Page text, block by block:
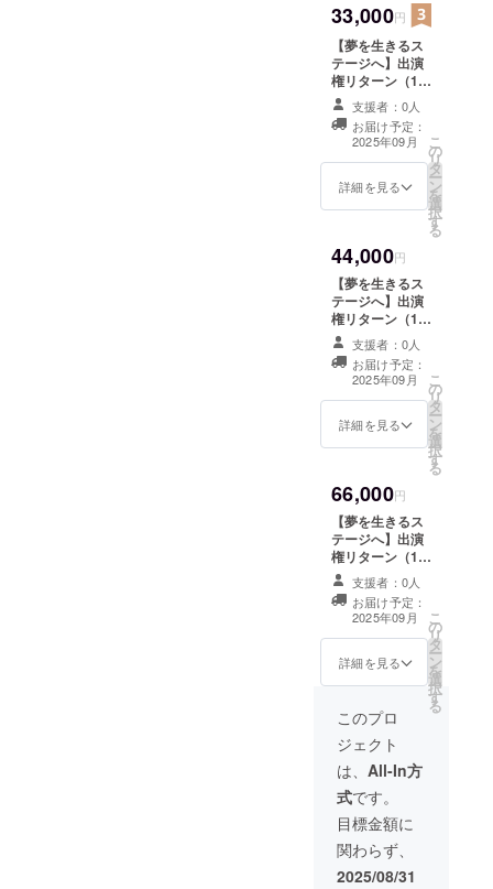
ただけるリター
ンをご用意しま
した。 あなたの
応援は、ステー
ジに立つすべて
の挑戦者の力に
なります！
ショー終了後、
メールにURLを
たします。
33,000円
【夢を生きるス
テージへ】出演
権リターン（1回
分の出演料で最
大3回まで出演
可・ステージ最
大10分） 「やっ
てみたかった」
を本気で形にす
が立つことがで
きるリターンで
す。 ① 33,000
円：ステージ出
演権（ヘアメイ
クなし） ご自
身のスタイルで
自由に表現した
い方におすす
め！ ※すべての
プランで「最大
10分のステージ
を、最大3回まで
出演可」です。
有効期限：2025
年7月1日から
2025年8月31日
まで
支援者：0人
お届け予定：
2025年09月
詳細を見る
こ
の
リ
タ
ー
ン
を
選
択
す
る
44,000円
【夢を生きるス
テージへ】出演
権リターン（1回
分の出演料で最
大3回まで出演
可・ステージ最
大10分） 「やっ
てみたかった」
を本気で形にす
が立つことがで
きるリターンで
す。 ② 44,000
円：ステージ出
演権（メイクあ
り／ヘアな
し） プロのメ
イクで、自分の
魅力を最大限に
引き出したい方
に。 ※すべての
プランで「最大
10分のステージ
を、最大3回まで
出演可」です。
有効期限：2025
年7月1日から
2025年8月31日
まで
支援者：0人
お届け予定：
2025年09月
詳細を見る
こ
の
リ
タ
ー
ン
を
選
択
す
る
66,000円
【夢を生きるス
テージへ】出演
権リターン（1回
分の出演料で最
大3回まで出演
可・ステージ最
大10分） 「やっ
てみたかった」
を本気で形にす
に、あなた自身
が立つことがで
きるリターンで
す。 ③ 66,000
円：ステージ出
演権（ヘアメイ
ク両方あり）
全力で変身した
い、人生最高の
ステージに立ち
支援者：0人
お届け予定：
2025年09月
詳細を見る
こ
の
リ
タ
ー
ン
を
選
択
す
る
このプロ
ジェクト
は、 All-In方
式です。
目標金額に
関わらず、
2025/08/31